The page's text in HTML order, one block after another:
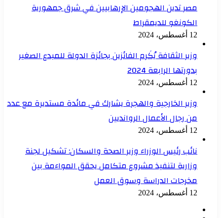
مصر تدين الهجومين الإرهابيين في شرق جمهورية
الكونغو للديمقراط
12 أغسطس، 2024
وزير الثقافة يُكَرم الفائزين بجائزة الدولة للمبدع الصغير
بدورتها الرابعة 2024
12 أغسطس، 2024
وزير الخارجية والهجرة يشارك في مائدة مستديرة مع عدد
من رجال الأعمال الروانديين
12 أغسطس، 2024
نائب رئيس الوزراء وزير الصحة والسكان: تشكيل لجنة
وزارية لتنفيذ مشروع متكامل يحقق المواءمة بين
مخرجات الدراسة وسوق العمل
12 أغسطس، 2024